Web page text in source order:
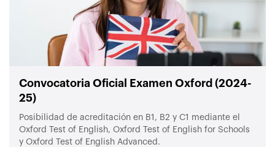
Convocatoria Oficial Examen Oxford (2024-
25)
Posibilidad de acreditación en B1, B2 y C1 mediante el
Oxford Test of English, Oxford Test of English for Schools
y Oxford Test of English Advanced.